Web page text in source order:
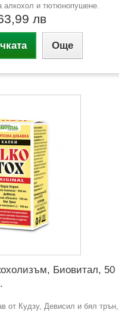
алкохол и тютюнопушене.
лв
Още
Биовитал, 50
от Кудзу, Девисил и бял трън,